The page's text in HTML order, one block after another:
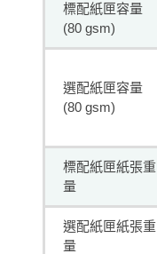
標配紙匣容量
(80 gsm)
選配紙匣容量
(80 gsm)
標配紙匣紙張重
量
選配紙匣紙張重
量